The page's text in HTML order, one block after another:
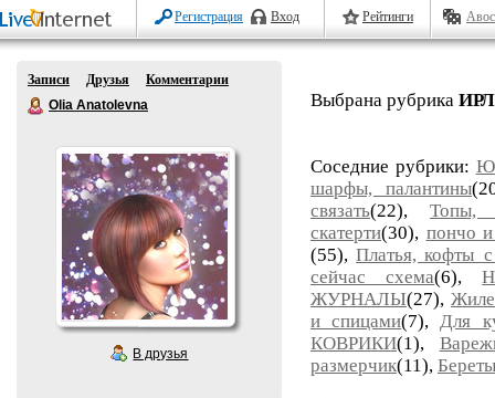
Регистрация Вход Рейтинги
Записи Друзья
Комментарии
Olia Anatolevna
В друзья
Выбрана рубрика
Соседние рубрики:
шарфы, палантины
связать(22), Топы,
скатерти(30), пончо
(55),Платья,
сейчас схема(6),
ЖУРНАЛЫ(27),
и спицами(7),Для
КОВРИКИ(1),
размерчик(11), Береты